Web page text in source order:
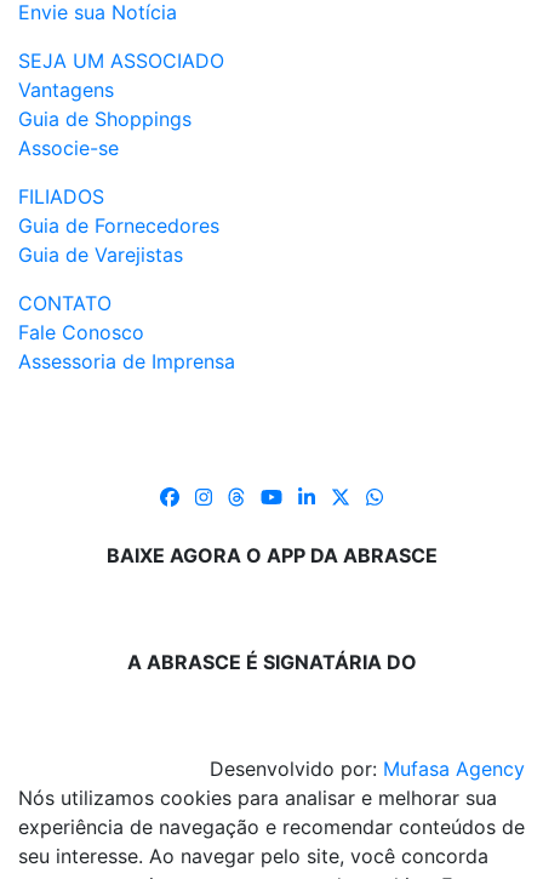
Envie sua Notícia
SEJA UM ASSOCIADO
Vantagens
Guia de Shoppings
Associe-se
FILIADOS
Guia de Fornecedores
Guia de Varejistas
CONTATO
Fale Conosco
Assessoria de Imprensa
BAIXE AGORA O APP DA ABRASCE
A ABRASCE É SIGNATÁRIA DO
Desenvolvido por: Mufasa Agency
Nós utilizamos cookies para analisar e melhorar sua
experiência de navegação e recomendar conteúdos de
seu interesse. Ao navegar pelo site, você concorda